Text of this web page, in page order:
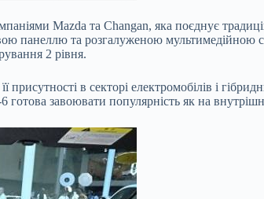
Mazda та Changan, яка поєднує
панеллю та розгалуженою мультимедійною
2 рівня.
в секторі електромобілів і
завоювати популярність як на